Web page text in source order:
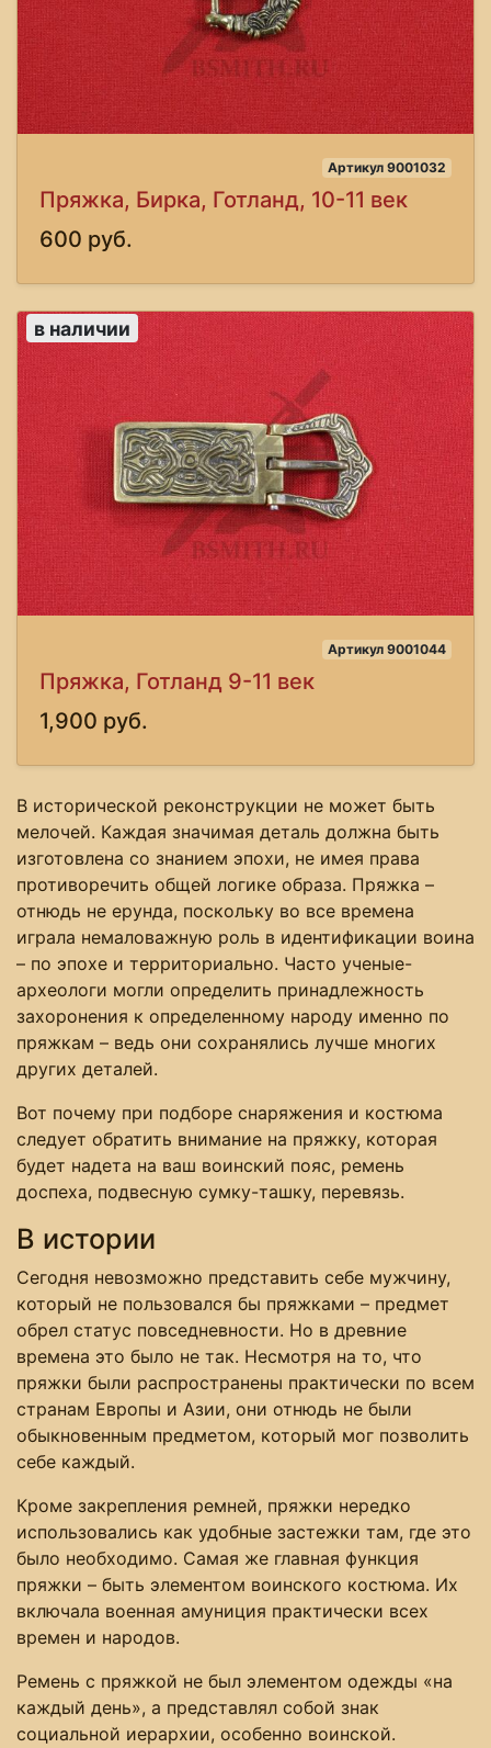
Артикул 9001032
Пряжка, Бирка, Готланд, 10-11 век
600 руб.
в наличии
Артикул 9001044
Пряжка, Готланд 9-11 век
1,900 руб.
В исторической реконструкции не может быть
мелочей. Каждая значимая деталь должна быть
изготовлена со знанием эпохи, не имея права
противоречить общей логике образа. Пряжка –
отнюдь не ерунда, поскольку во все времена
играла немаловажную роль в идентификации воина
– по эпохе и территориально. Часто ученые-
археологи могли определить принадлежность
захоронения к определенному народу именно по
пряжкам – ведь они сохранялись лучше многих
других деталей.
Вот почему при подборе снаряжения и костюма
следует обратить внимание на пряжку, которая
будет надета на ваш воинский пояс, ремень
доспеха, подвесную сумку-ташку, перевязь.
В истории
Сегодня невозможно представить себе мужчину,
который не пользовался бы пряжками – предмет
обрел статус повседневности. Но в древние
времена это было не так. Несмотря на то, что
пряжки были распространены практически по всем
странам Европы и Азии, они отнюдь не были
обыкновенным предметом, который мог позволить
себе каждый.
Кроме закрепления ремней, пряжки нередко
использовались как удобные застежки там, где это
было необходимо. Самая же главная функция
пряжки – быть элементом воинского костюма. Их
включала военная амуниция практически всех
времен и народов.
Ремень с пряжкой не был элементом одежды «на
каждый день», а представлял собой знак
социальной иерархии, особенно воинской.